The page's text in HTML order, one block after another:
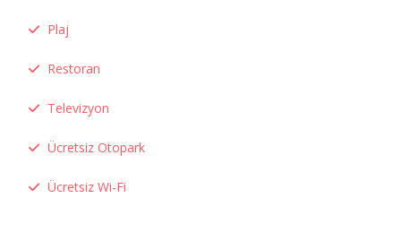
Plaj
Restoran
Televizyon
Ücretsiz Otopark
Ücretsiz Wi-Fi